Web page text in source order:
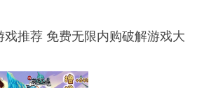
推荐 免费无限内购破解游戏大